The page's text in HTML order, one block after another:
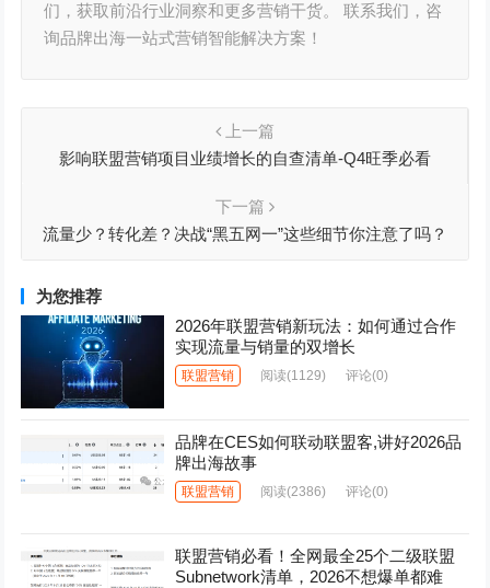
们，获取前沿行业洞察和更多营销干货。 联系我们，咨
询品牌出海一站式营销智能解决方案！
上一篇
影响联盟营销项目业绩增长的自查清单-Q4旺季必看
下一篇
流量少？转化差？决战“黑五网一”这些细节你注意了吗？
为您推荐
2026年联盟营销新玩法：如何通过合作
实现流量与销量的双增长
联盟营销 阅读(1129) 评论(0)
品牌在CES如何联动联盟客,讲好2026品
牌出海故事
联盟营销 阅读(2386) 评论(0)
联盟营销必看！全网最全25个二级联盟
Subnetwork清单，2026不想爆单都难